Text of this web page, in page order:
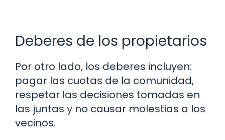
Deberes de los propietarios
Por otro lado, los deberes incluyen:
pagar las cuotas de la comunidad,
respetar las decisiones tomadas en
las juntas y no causar molestias a los
vecinos.